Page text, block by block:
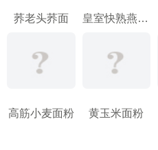
荞老头荞面 皇室快熟燕麦片
高筋小麦面粉 黄玉米面粉